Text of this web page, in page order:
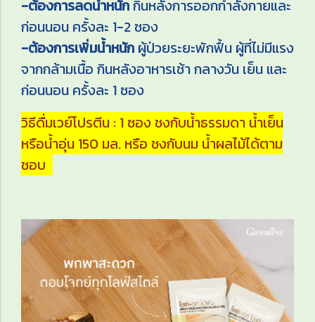
-ต้องการลดน้ำหนักกินหลังการออกกำลังกายและ
ก่อนนอน ครั้งละ 1-2 ซอง
-ต้องการเพิ่มน้ำหนัก ผู้ป่วยระยะพักฟื้น ผู้ที่ไม่มีแรง
จากกล้ามเนื้อ กินหลังอาหารเช้า กลางวัน เย็น และ
ก่อนนอน ครั้งละ 1 ซอง
วิธีดื่มเวย์โปรตีน : 1 ซอง ชงกับน้ำธรรมดา น้ำเย็น
หรือน้ำอุ่น 150 มล. หรือ ชงกับนม น้ำผลไม้ได้ตาม
ชอบ